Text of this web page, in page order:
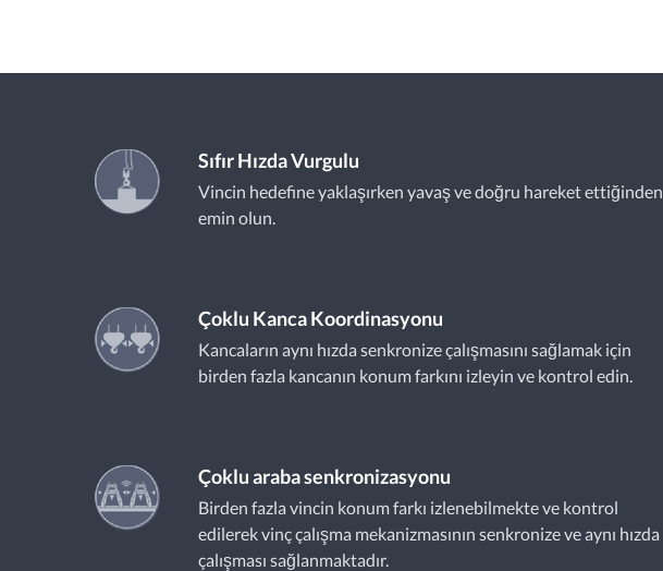
Sıfır Hızda Vurgulu
Vincin hedefine yaklaşırken yavaş ve doğru hareket ettiğinden
emin olun.
Çoklu Kanca Koordinasyonu
Kancaların aynı hızda senkronize çalışmasını sağlamak için
birden fazla kancanın konum farkını izleyin ve kontrol edin.
Çoklu araba senkronizasyonu
Birden fazla vincin konum farkı izlenebilmekte ve kontrol
edilerek vinç çalışma mekanizmasının senkronize ve aynı hızda
çalışması sağlanmaktadır.